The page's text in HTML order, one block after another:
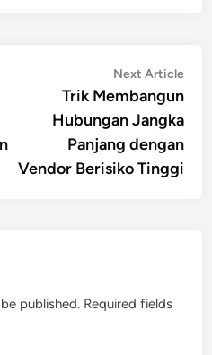
Next Article
Trik Membangun
Hubungan Jangka
Panjang dengan
Vendor Berisiko Tinggi
published. Required fields